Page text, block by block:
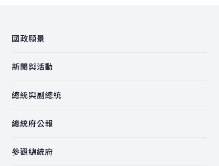
國政願景
新聞與活動
總統與副總統
總統府公報
參觀總統府